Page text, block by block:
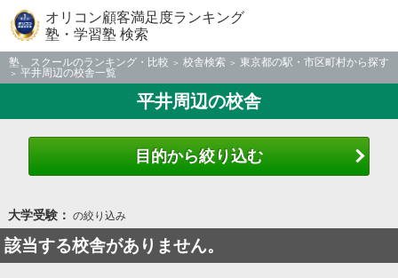
オリコン顧客満足度ランキング
塾・学習塾 検索
塾、スクールのランキング・比較 校舎検索
東京都の駅・市区町村から探す
平井周辺の校舎一覧
平井周辺の校舎
目的から絞り込む
大学受験： の絞り込み
該当する校舎がありません。